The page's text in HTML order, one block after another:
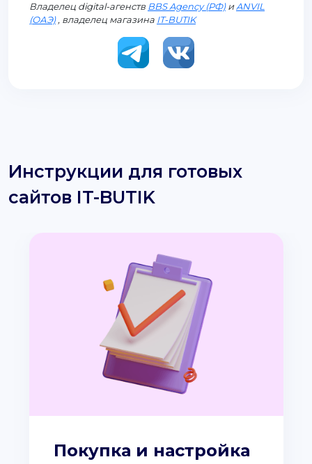
Владелец digital-агенств BBS Agency (РФ)иANVIL
(ОАЭ), владелец магазина IT-BUTIK
Инструкции для готовых
сайтов IT-BUTIK
Покупка и настройка